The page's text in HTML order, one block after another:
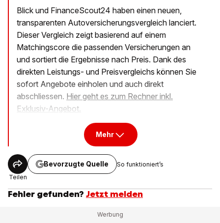
Blick und FinanceScout24 haben einen neuen,
transparenten Autoversicherungsvergleich lanciert.
Dieser Vergleich zeigt basierend auf einem
Matchingscore die passenden Versicherungen an
und sortiert die Ergebnisse nach Preis. Dank des
direkten Leistungs- und Preisvergleichs können Sie
sofort Angebote einholen und auch direkt
abschliessen. Hier geht es zum Rechner inkl.
Exklusiv-Angebot.
Mehr
Teilen
Bevorzugte Quelle So funktioniert’s
Fehler gefunden? Jetzt melden